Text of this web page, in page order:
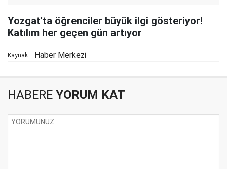
Yozgat'ta öğrenciler büyük ilgi gösteriyor!
Katılım her geçen gün artıyor
Kaynak: Haber Merkezi
HABERE YORUM KAT